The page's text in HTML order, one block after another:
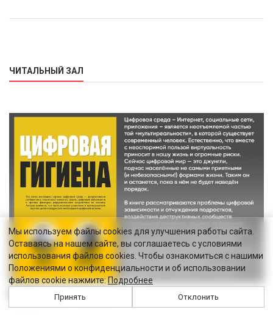
ЧИТАЛЬНЫЙ ЗАЛ
Цифровая гигиена
Мы используем файлы cookies для улучшения работы сайта.
Оставаясь на нашем сайте, вы соглашаетесь с условиями
использования файлов cookies. Чтобы ознакомиться с нашими
Положениями о конфиденциальности и об использовании
файлов cookie нажмите:Подробнее
Принять Отклонить